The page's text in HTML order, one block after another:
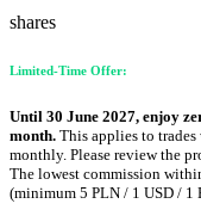
shares
Limited-Time Offer:
Until 30 June 2027, enjoy
month. This applies to
monthly. Please review the
The lowest commission
(minimum 5 PLN / 1 USD / 1